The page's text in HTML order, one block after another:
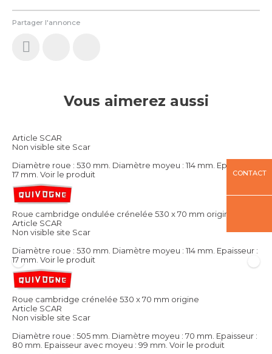
Partager l'annonce
Vous aimerez aussi
Article SCAR
Non visible site Scar
Diamètre roue : 530 mm. Diamètre moyeu : 114 mm. Epaisseur :
17 mm. Voir le produit
Roue cambridge ondulée crénelée 530 x 70 mm origine
Article SCAR
Non visible site Scar
Diamètre roue : 530 mm. Diamètre moyeu : 114 mm. Epaisseur :
17 mm. Voir le produit
Roue cambridge crénelée 530 x 70 mm origine
Article SCAR
Non visible site Scar
Diamètre roue : 505 mm. Diamètre moyeu : 70 mm. Epaisseur :
80 mm. Epaisseur avec moyeu : 99 mm. Voir le produit
CONTACT